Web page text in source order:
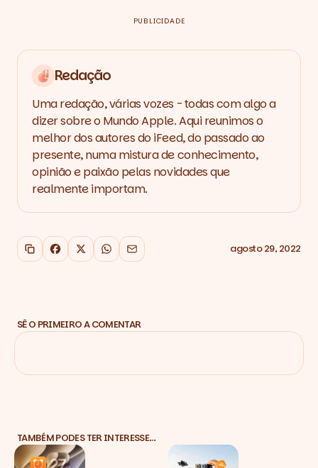
PUBLICIDADE
Redação
Uma redação, várias vozes - todas com algo a
dizer sobre o Mundo Apple. Aqui reunimos o
melhor dos autores do iFeed, do passado ao
presente, numa mistura de conhecimento,
opinião e paixão pelas novidades que
realmente importam.
Copiar link
Facebook
X WhatsApp
Email agosto 29, 2022
SÊ O PRIMEIRO A COMENTAR
TAMBÉM PODES TER INTERESSE…